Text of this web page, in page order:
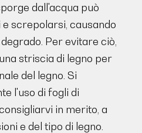
dall'acqua può
screpolarsi, causando
Per evitare ciò,
striscia di legno per
del legno. Si
l'uso di fogli di
in merito, a
e del tipo di legno.